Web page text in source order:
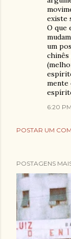
existe
O que
um
mente
6:20
POSTAR UM
POSTAGENS